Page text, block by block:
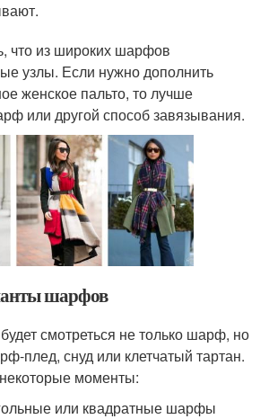
что из широких шарфов
узлы. Если нужно дополнить
женское пальто, то лучше
или другой способ завязывания.
шарфов
смотреться не только шарф, но
плед, снуд или клетчатый тартан.
моменты:
или квадратные шарфы